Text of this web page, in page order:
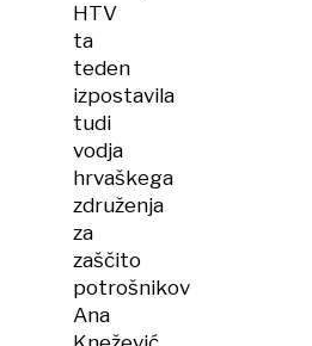
HTV
ta
teden
izpostavila
tudi
vodja
hrvaškega
združenja
za
zaščito
potrošnikov
Ana